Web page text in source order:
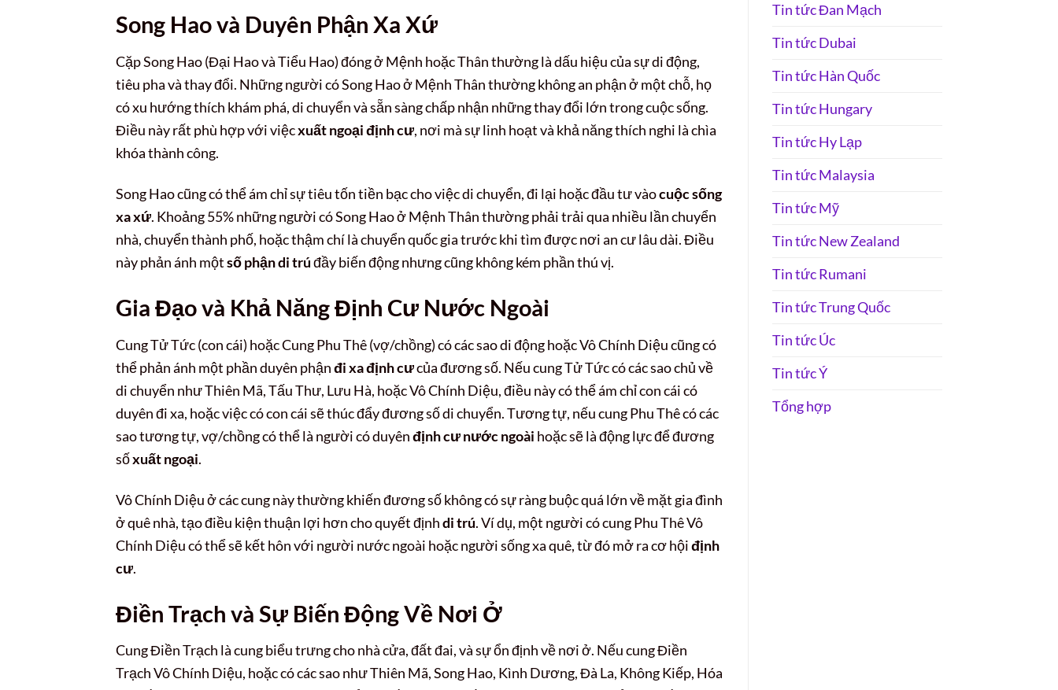
Song Hao và Duyên Phận Xa Xứ
Cặp Song Hao (Đại Hao và Tiểu Hao) đóng ở Mệnh hoặc Thân thường là dấu hiệu của sự di động,
tiêu pha và thay đổi. Những người có Song Hao ở Mệnh Thân thường không an phận ở một chỗ, họ
có xu hướng thích khám phá, di chuyển và sẵn sàng chấp nhận những thay đổi lớn trong cuộc sống.
Điều này rất phù hợp với việcxuất ngoại định cư, nơi mà sự linh hoạt và khả năng thích nghi là chìa
khóa thành công.
Song Hao cũng có thể ám chỉ sự tiêu tốn tiền bạc cho việc di chuyển, đi lại hoặc đầu tư vàocuộc sống
xa xứ. Khoảng 55% những người có Song Hao ở Mệnh Thân thường phải trải qua nhiều lần chuyển
nhà, chuyển thành phố, hoặc thậm chí là chuyển quốc gia trước khi tìm được nơi an cư lâu dài. Điều
này phản ánh mộtsố phận di trúđầy biến động nhưng cũng không kém phần thú vị.
Gia Đạo và Khả Năng Định Cư Nước Ngoài
Cung Tử Tức (con cái) hoặc Cung Phu Thê (vợ/chồng) có các sao di động hoặc Vô Chính Diệu cũng có
thể phản ánh một phần duyên phậnđi xa định cưcủa đương số. Nếu cung Tử Tức có các sao chủ về
di chuyển như Thiên Mã, Tấu Thư, Lưu Hà, hoặc Vô Chính Diệu, điều này có thể ám chỉ con cái có
duyên đi xa, hoặc việc có con cái sẽ thúc đẩy đương số di chuyển. Tương tự, nếu cung Phu Thê có các
sao tương tự, vợ/chồng có thể là người có duyênđịnh cư nước ngoài hoặc sẽ là động lực để đương
sốxuất ngoại.
Vô Chính Diệu ở các cung này thường khiến đương số không có sự ràng buộc quá lớn về mặt gia đình
ở quê nhà, tạo điều kiện thuận lợi hơn cho quyết địnhdi trú. Ví dụ, một người có cung Phu Thê Vô
Chính Diệu có thể sẽ kết hôn với người nước ngoài hoặc người sống xa quê, từ đó mở ra cơ hộiđịnh
cư.
Điền Trạch và Sự Biến Động Về Nơi Ở
Cung Điền Trạch là cung biểu trưng cho nhà cửa, đất đai, và sự ổn định về nơi ở. Nếu cung Điền
Trạch Vô Chính Diệu, hoặc có các sao như Thiên Mã, Song Hao, Kình Dương, Đà La, Không Kiếp, Hóa
Tin tức Đan Mạch
Tin tức Dubai
Tin tức Hàn Quốc
Tin tức Hungary
Tin tức Hy Lạp
Tin tức Malaysia
Tin tức Mỹ
Tin tức New Zealand
Tin tức Rumani
Tin tức Trung Quốc
Tin tức Úc
Tin tức Ý
Tổng hợp